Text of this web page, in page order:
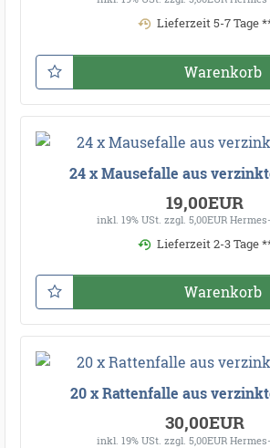
Lieferzeit 5-7 Tage
Warenkorb
24 x Mausefalle aus
19,00EUR
inkl. 19% USt. zzgl. 5,00EUR Hermes-
Lieferzeit 2-3 Tage
Warenkorb
20 x Rattenfalle aus
30,00EUR
inkl. 19% USt. zzgl. 5,00EUR Hermes-